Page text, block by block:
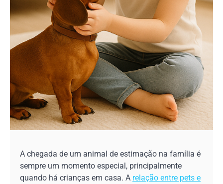
A chegada de um animal de estimação na família é
sempre um momento especial, principalmente
quando há crianças em casa. A relação entre pets e